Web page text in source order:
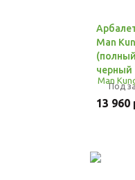
Man
черный
Под
13 960